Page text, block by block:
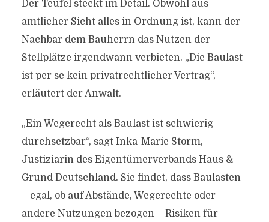
Der Teufel steckt im Detail. Obwohl aus
amtlicher Sicht alles in Ordnung ist, kann der
Nachbar dem Bauherrn das Nutzen der
Stellplätze irgendwann verbieten. „Die Baulast
ist per se kein privatrechtlicher Vertrag“,
erläutert der Anwalt.
„Ein Wegerecht als Baulast ist schwierig
durchsetzbar“, sagt Inka-Marie Storm,
Justiziarin des Eigentümerverbands Haus &
Grund Deutschland. Sie findet, dass Baulasten
– egal, ob auf Abstände, Wegerechte oder
andere Nutzungen bezogen – Risiken für